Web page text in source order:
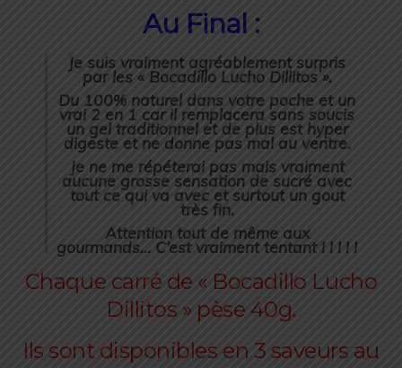
Au Final :
Je suis vraiment agréablement surpris
par les « Bocadillo Lucho Dillitos ».
Du 100% naturel dans votre poche et un
vrai 2 en 1 car il remplacera sans soucis
un gel traditionnel et de plus est hyper
digeste et ne donne pas mal au ventre.
Je ne me répéterai pas mais vraiment
aucune grosse sensation de sucré avec
tout ce qui va avec et surtout un gout
très fin.
Attention tout de même aux
gourmands… C’est vraiment tentant ! ! ! ! !
Chaque carré de « Bocadillo Lucho
Dillitos » pèse 40g.
Ils sont disponibles en 3 saveurs au